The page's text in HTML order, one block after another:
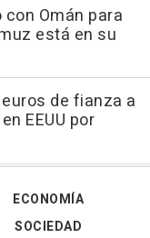
Omán para
está en su
de fianza a
EEUU por
ECONOMÍA
SOCIEDAD